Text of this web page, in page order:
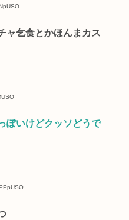
ャ乞食とかほんまカス
ぽいけどクッソどうで